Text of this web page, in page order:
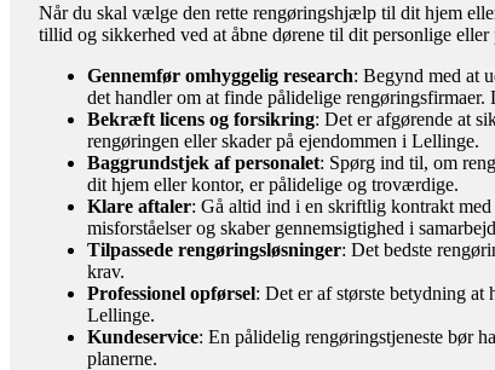
Når du skal vælge den rette rengøringshjælp til dit hjem
tillid og sikkerhed ved at åbne dørene til dit personlige
Gennemfør omhyggelig research: Begynd med at
det handler om at finde pålidelige
Bekræft licens og forsikring: Det er afgørende at
rengøringen eller skader på ejendommen i Lellinge.
Baggrundstjek af personalet: Spørg ind til, om
dit hjem eller kontor, er pålidelige og troværdige.
Klare aftaler: Gå altid ind i en skriftlig kontrakt
misforståelser og skaber gennemsigtighed i
Tilpassede rengøringsløsninger: Det bedste
krav.
Professionel opførsel: Det er af største betydning
Lellinge.
Kundeservice: En pålidelig rengøringstjeneste bør
planerne.